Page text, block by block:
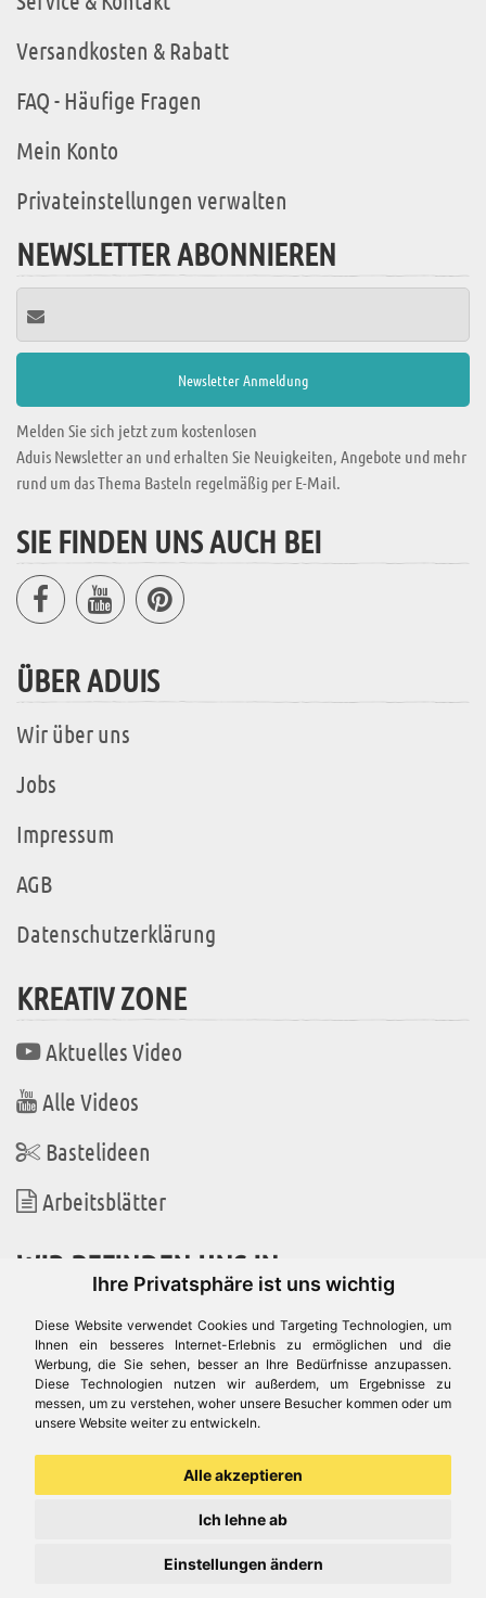
Ihre Privatsphäre ist uns wichtig
Diese Website verwendet Cookies und Targeting Technologien, um
Ihnen ein besseres Internet-Erlebnis zu ermöglichen und die
Werbung, die Sie sehen, besser an Ihre Bedürfnisse anzupassen.
Diese Technologien nutzen wir außerdem, um Ergebnisse zu
messen, um zu verstehen, woher unsere Besucher kommen oder um
unsere Website weiter zu entwickeln.
Alle akzeptieren
Ich lehne ab
Einstellungen ändern
Versandkosten & Rabatt
FAQ - Häufige Fragen
Mein Konto
Privateinstellungen verwalten
NEWSLETTER ABONNIEREN
Melden Sie sich jetzt zum kostenlosen
Aduis Newsletter an und erhalten Sie Neuigkeiten, Angebote und mehr
rund um das Thema Basteln regelmäßig per E-Mail.
SIE FINDEN UNS AUCH BEI
ÜBER ADUIS
Wir über uns
Jobs
Impressum
AGB
Datenschutzerklärung
KREATIV ZONE
Aktuelles Video
Alle Videos
Bastelideen
Arbeitsblätter
WIR BEFINDEN UNS IN
Es gibt uns auch in
© Aduis 1996 - 2026